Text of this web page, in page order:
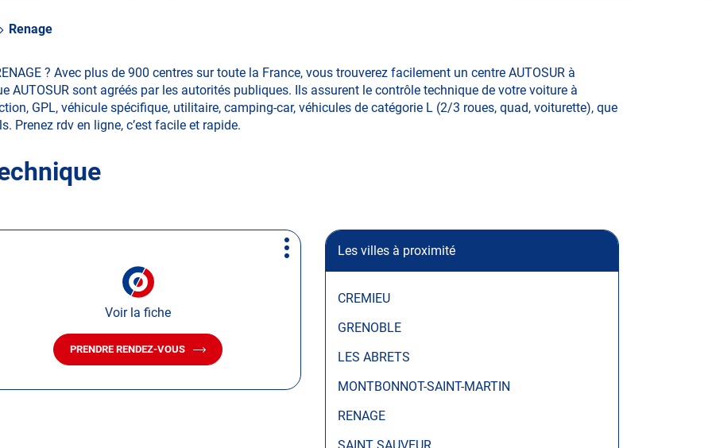
Renage
? Avec plus de 900 centres sur toute la France, vous trouverez facilement un centre AUTOSUR à
AUTOSUR sont agréés par les autorités publiques. Ils assurent le contrôle technique de votre voiture à
GPL, véhicule spécifique, utilitaire, camping-car, véhicules de catégorie L (2/3 roues, quad, voiturette), que
Prenez rdv en ligne, c’est facile et rapide.
Les villes à proximité
CREMIEU
GRENOBLE
LES ABRETS
MONTBONNOT-SAINT-MARTIN
RENAGE
SAINT SAUVEUR
Voir la fiche
PRENDRE RENDEZ-VOUS
AVEC
LE
Plus
d'options